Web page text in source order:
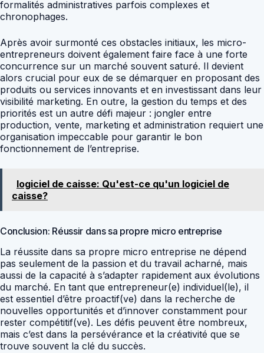
formalités administratives parfois complexes et
chronophages.
Après avoir surmonté ces obstacles initiaux, les micro-
entrepreneurs doivent également faire face à une forte
concurrence sur un marché souvent saturé. Il devient
alors crucial pour eux de se démarquer en proposant des
produits ou services innovants et en investissant dans leur
visibilité marketing. En outre, la gestion du temps et des
priorités est un autre défi majeur : jongler entre
production, vente, marketing et administration requiert une
organisation impeccable pour garantir le bon
fonctionnement de l’entreprise.
logiciel de caisse: Qu'est-ce qu'un logiciel de
caisse?
Conclusion: Réussir dans sa propre micro entreprise
La réussite dans sa propre micro entreprise ne dépend
pas seulement de la passion et du travail acharné, mais
aussi de la capacité à s’adapter rapidement aux évolutions
du marché. En tant que entrepreneur(e) individuel(le), il
est essentiel d’être proactif(ve) dans la recherche de
nouvelles opportunités et d’innover constamment pour
rester compétitif(ve). Les défis peuvent être nombreux,
mais c’est dans la persévérance et la créativité que se
trouve souvent la clé du succès.